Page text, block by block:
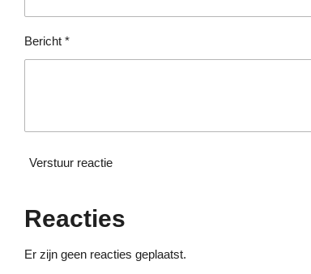
Bericht *
Verstuur reactie
Reacties
Er zijn geen reacties geplaatst.